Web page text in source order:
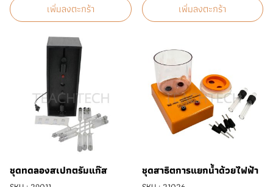
เพิ่มลงตะกร้า เพิ่มลงตะกร้า
ชุดทดลองสเปกตรัมแก๊ส ชุดสาธิตการแยกน้ำด้วยไฟฟ้า